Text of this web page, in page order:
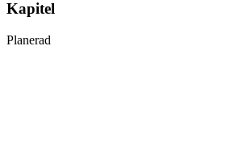
Kapitel
Planerad